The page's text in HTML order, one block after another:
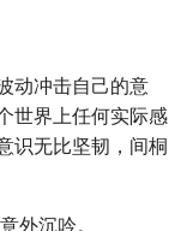
动冲击自己的意
世界上任何实际感
识无比坚韧，间桐
外沉吟。